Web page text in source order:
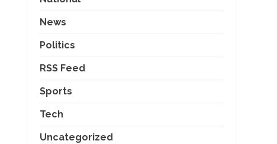
News
Politics
RSS Feed
Sports
Tech
Uncategorized